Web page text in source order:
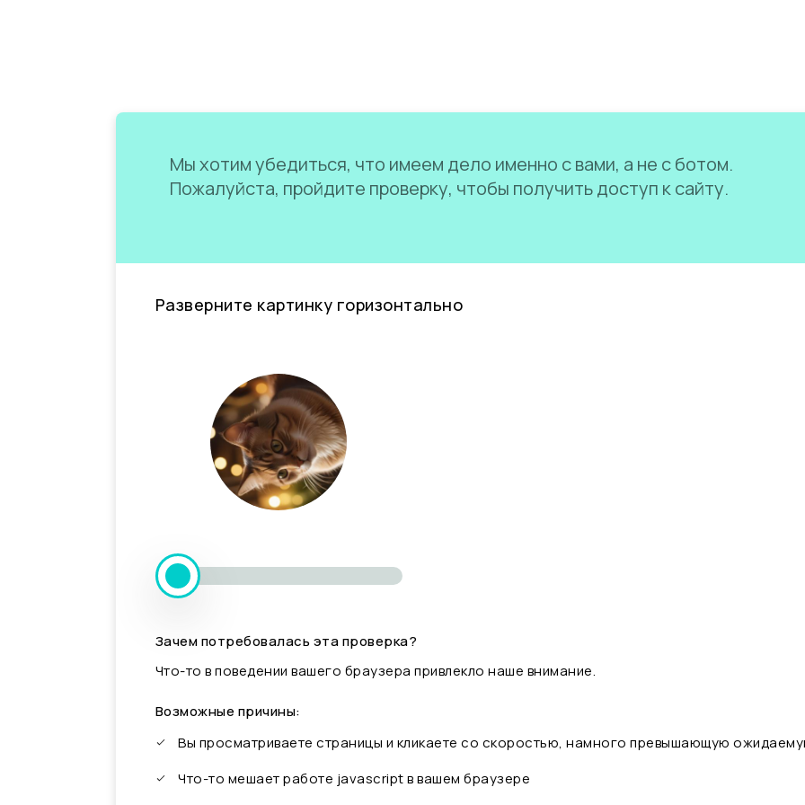
Мы хотим убедиться, что имеем дело именно с вами, а не с ботом.
Пожалуйста, пройдите проверку, чтобы получить доступ к сайту.
Разверните картинку горизонтально
Зачем потребовалась эта проверка?
Что-то в поведении вашего браузера привлекло наше внимание.
Возможные причины:
Вы просматриваете страницы и кликаете со скоростью, намного превышающую
Что-то мешает работе javascript в вашем браузере